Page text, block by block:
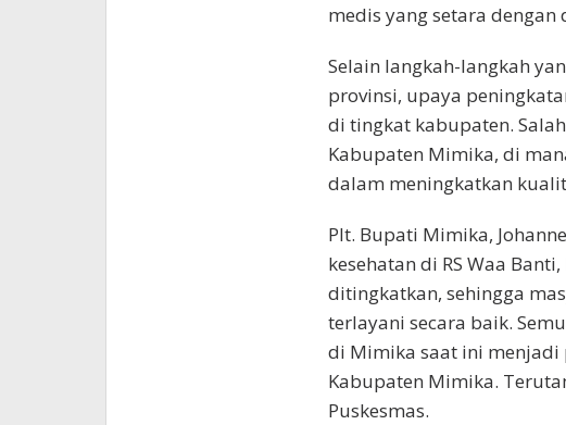
medis yang setara
Selain langkah-langkah
provinsi, upaya
di tingkat kabupaten.
Kabupaten Mimika, di
dalam meningkatkan
Plt. Bupati Mimika,
kesehatan di RS Waa
ditingkatkan, sehingga
terlayani secara baik.
di Mimika saat ini menjadi
Kabupaten Mimika.
Puskesmas.